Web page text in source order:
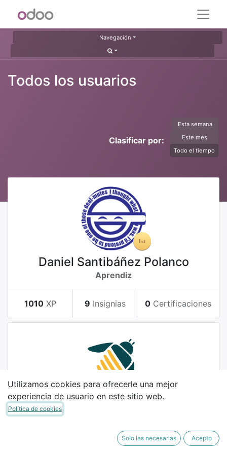
Navegación
Todos los usuarios
Clasificar por:
Esta semana
Este mes
Todo el tiempo
Daniel Santibáñez Polanco
Aprendiz
1010 XP 9 Insignias 0 Certificaciones
german montferrer
Insignias 0 Certificaciones
Utilizamos cookies para ofrecerle una mejor
experiencia de usuario en este sitio web.
Política de cookies
Solo las necesarias Acepto